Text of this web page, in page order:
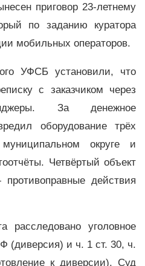
приговор 23-летнему
по заданию куратора
мобильных операторов.
УФСБ установили, что
с заказчиком через
За денежное
оборудование трёх
округе и
Четвёртый объект
действия
расследовано уголовное
(диверсия) и ч. 1 ст. 30, ч.
к диверсии). Суд